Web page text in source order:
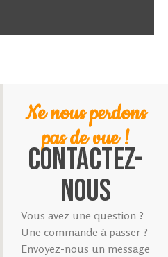
Ne nous perdons
pas de vue !
CONTACTEZ-
NOUS
Vous avez une question ?
Une commande à passer ?
Envoyez-nous un message